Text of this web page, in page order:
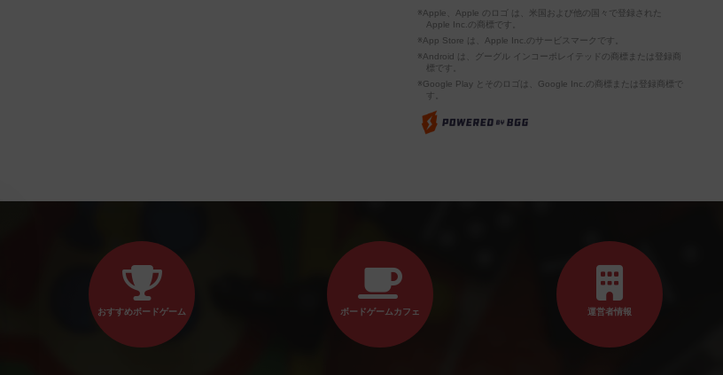
※Apple、Apple のロゴ は、米国および他の国々で登録された
Apple Inc.の商標です。
※App Store は、Apple Inc.のサービスマークです。
※Android は、グーグル インコーポレイテッドの商標または登録商
標です。
※Google Play とそのロゴは、Google Inc.の商標または登録商標で
す。
おすすめボードゲーム ボードゲームカフェ 運営者情報